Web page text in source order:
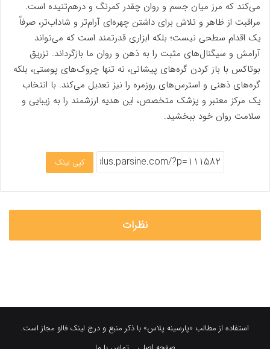
استفاده از مطالب «پارسینه پلاس» با ذکر منبع و درج لینک فالو مجاز است.